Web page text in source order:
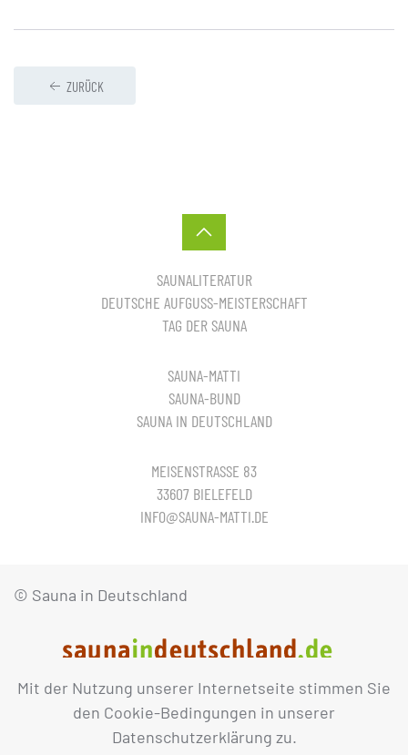
Mit der Nutzung unserer Internetseite stimmen Sie
den Cookie-Bedingungen in unserer
Datenschutzerklärung zu.
ZURÜCK
SAUNALITERATUR
DEUTSCHE AUFGUSS-MEISTERSCHAFT
TAG DER SAUNA
SAUNA-MATTI
SAUNA-BUND
SAUNA IN DEUTSCHLAND
MEISENSTRASSE 83
33607 BIELEFELD
INFO@SAUNA-MATTI.DE
© Sauna in Deutschland
IMPRESSUM DATENSCHUTZ